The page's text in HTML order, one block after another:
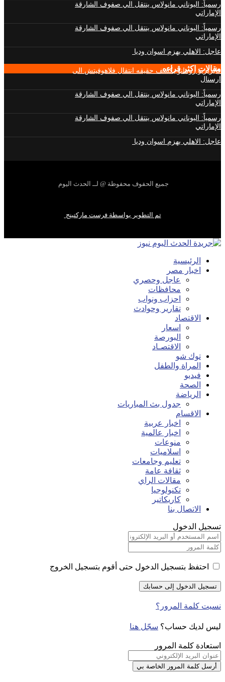
رسمياً: اليوناني مانولاس ينتقل الي صفوف الشارقة
الإماراتي
رسمياً: اليوناني مانولاس ينتقل الي صفوف الشارقة
الإماراتي
عاجل: الاهلي يهزم اسوان وديا
مقالات اكثر قراءه
فابريزيو رومانو يكشف حقيقه انتقال فلاهوفيتش الى
ارسنال
رسمياً: اليوناني مانولاس ينتقل الي صفوف الشارقة
الإماراتي
رسمياً: اليوناني مانولاس ينتقل الي صفوف الشارقة
الإماراتي
عاجل: الاهلي يهزم اسوان وديا
جميع الحفوف محفوظة @ لــ الحدث اليوم
تم التطوير بواسطة فرست ماركتينج
الرئيسية
اخبار مصر
عاجل وحصري
محافظات
احزاب ونواب
تقارير وحوادث
الاقتصاد
اسعار
البورصة
الاقتصـاد
توك شو
المراة والطفل
فيديو
الصحة
الرياضة
جدول بث المباريات
الاقسام
اخبار عربية
اخبار عالمية
منوعات
اسلاميات
تعليم وجامعات
ثقافة عامة
مقالات الراي
تكنولوجيا
كاريكاتير
الاتصال بنا
تسجيل الدخول
احتفظ بتسجيل الدخول حتى أقوم بتسجيل الخروج
نسيت كلمة المرور؟
ليس لديك حساب؟ سجّل هنا
استعادة كلمة المرور